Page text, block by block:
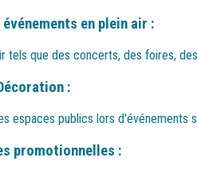
en plein air :
tels que des concerts, des foires,
:
espaces publics lors d'événements
promotionnelles :